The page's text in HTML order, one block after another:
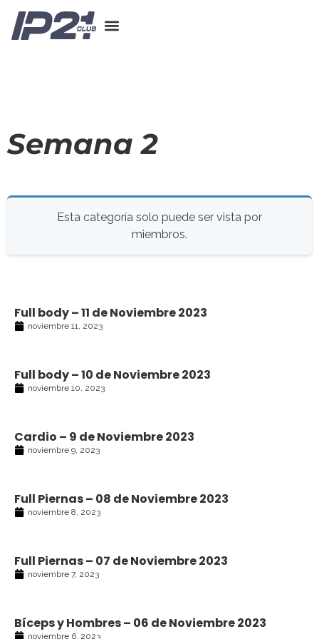
Semana 2
Esta categoría solo puede ser vista por
miembros.
Full body – 11 de Noviembre 2023
noviembre 11, 2023
Full body – 10 de Noviembre 2023
noviembre 10, 2023
Cardio – 9 de Noviembre 2023
noviembre 9, 2023
Full Piernas – 08 de Noviembre 2023
noviembre 8, 2023
Full Piernas – 07 de Noviembre 2023
noviembre 7, 2023
Bíceps y Hombres – 06 de Noviembre 2023
noviembre 6, 2023